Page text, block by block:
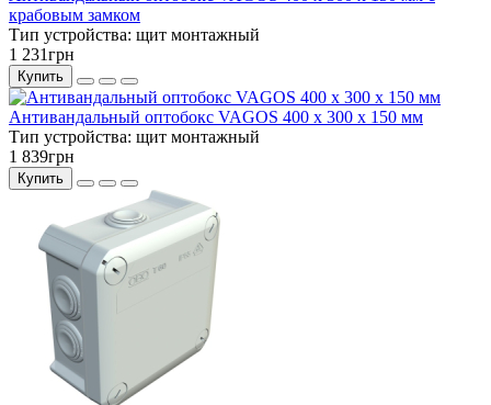
крабовым замком
Тип устройства: щит монтажный
1 231грн
Купить
Антивандальный оптобокс VAGOS 400 х 300 х 150 мм
Тип устройства: щит монтажный
1 839грн
Купить